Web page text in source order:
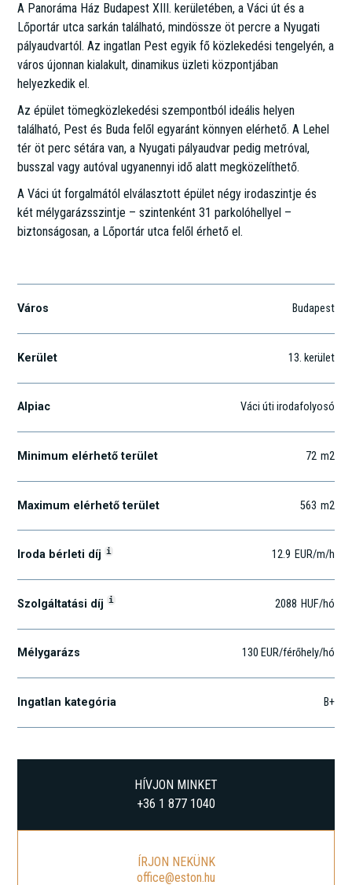
A Panoráma Ház Budapest XIII. kerületében, a Váci út és a
Lőportár utca sarkán található, mindössze öt percre a Nyugati
pályaudvartól. Az ingatlan Pest egyik fő közlekedési tengelyén, a
város újonnan kialakult, dinamikus üzleti központjában
helyezkedik el.
Az épület tömegközlekedési szempontból ideális helyen
található, Pest és Buda felől egyaránt könnyen elérhető. A Lehel
tér öt perc sétára van, a Nyugati pályaudvar pedig metróval,
busszal vagy autóval ugyanennyi idő alatt megközelíthető.
A Váci út forgalmától elválasztott épület négy irodaszintje és
két mélygarázsszintje – szintenként 31 parkolóhellyel –
biztonságosan, a Lőportár utca felől érhető el.
Város Budapest
Kerület 13. kerület
Alpiac Váci úti irodafolyosó
Minimum elérhető terület 72 m2
Maximum elérhető terület 563 m2
Iroda bérleti díj i 12.9 EUR/m/h
Szolgáltatási díj i 2088 HUF/hó
Mélygarázs 130 EUR/férőhely/hó
Ingatlan kategória B+
HÍVJON MINKET
+36 1 877 1040
ÍRJON NEKÜNK
office@eston.hu